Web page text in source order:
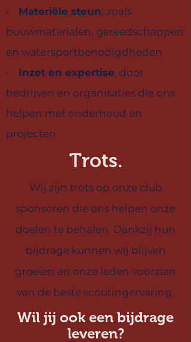
• Materiële steun, zoals
bouwmaterialen, gereedschappen
en watersportbenodigdheden
• Inzet en expertise, door
bedrijven en organisaties die ons
helpen met onderhoud en
projecten
Trots.
Wij zijn trots op onze club
sponsoren die ons helpen onze
doelen te behalen. Dankzij hun
bijdrage kunnen wij blijven
groeien en onze leden voorzien
van de beste scoutingervaring.
Wil jij ook een bijdrage
leveren?